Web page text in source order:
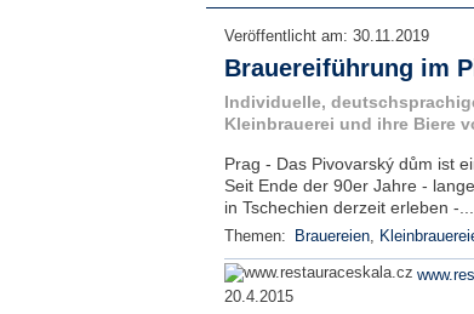
Veröffentlicht am: 30.11.2019
Brauereiführung im
Individuelle,
Kleinbrauerei und ihre Biere
Prag - Das Pivovarský dům ist
Seit Ende der 90er Jahre -
in Tschechien derzeit erleben -...
Themen: Brauereien,
20.4.2015